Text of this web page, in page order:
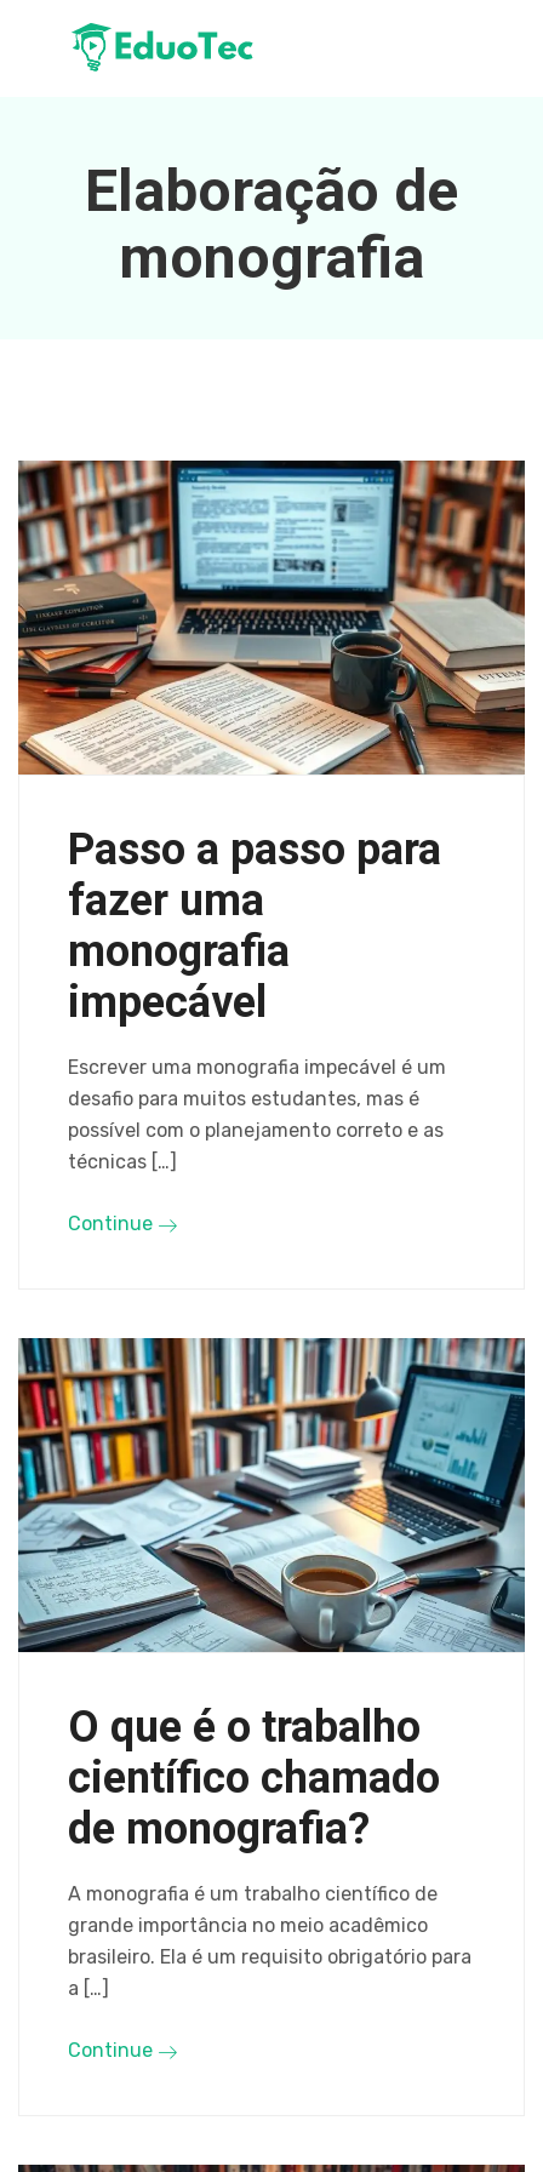
Elaboração de
monografia
Passo a passo para
fazer uma
monografia
impecável
Escrever uma monografia impecável é um
desafio para muitos estudantes, mas é
possível com o planejamento correto e as
técnicas […]
Continue
O que é o trabalho
científico chamado
de monografia?
A monografia é um trabalho científico de
grande importância no meio acadêmico
brasileiro. Ela é um requisito obrigatório para
a […]
Continue